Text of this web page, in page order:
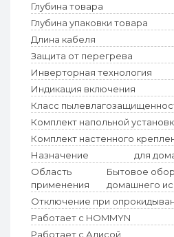
Глубина товара
Глубина упаковки товара
Длина кабеля
Защита от перегрева
Инверторная технология
Индикация включения
Класс
Комплект напольной
Комплект настенного
Назначение
для
Область
применения
Бытовое
домашнего
Отключение при
Работает с HOMMYN
Работает с Алисой